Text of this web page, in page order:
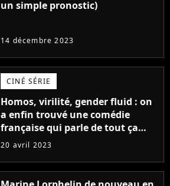
un simple pronostic)
14 décembre 2023
CINÉ SÉRIE
Homos, virilité, gender fluid : on
a enfin trouvé une comédie
française qui parle de tout ça
sans être super ringarde
20 avril 2023